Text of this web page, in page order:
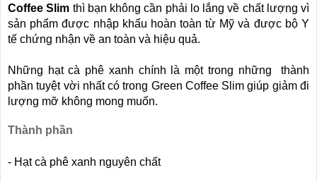
Coffee Slim thì bạn không cần phải lo lắng về chất lượng vì
sản phẩm được nhập khẩu hoàn toàn từ Mỹ và được bộ Y
tế chứng nhận về an toàn và hiệu quả.
Những hạt cà phê xanh chính là một trong những thành
phần tuyệt vời nhất có trong Green Coffee Slim giúp giảm đi
lượng mỡ không mong muốn.
Thành phần
- Hạt cà phê xanh nguyên chất